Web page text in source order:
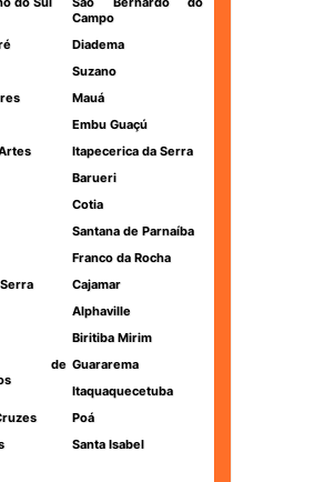
Campo
Diadema
Suzano
Mauá
Embu Guaçú
Itapecerica da Serra
Barueri
Cotia
Santana de Parnaíba
Franco da Rocha
Cajamar
Alphaville
Biritiba Mirim
de Guararema
Itaquaquecetuba
Poá
Santa Isabel